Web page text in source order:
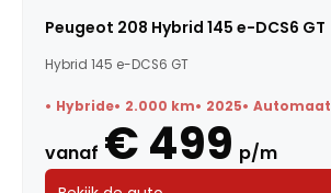
Peugeot 208 Hybrid 145 e-DCS6 GT
Hybrid 145 e-DCS6 GT
Hybride 2.000 km 2025 Automaat
vanaf € 499 p/m